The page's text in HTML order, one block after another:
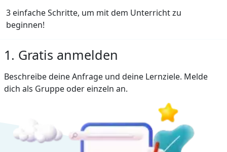
3 einfache Schritte, um mit dem Unterricht zu
beginnen!
1. Gratis anmelden
Beschreibe deine Anfrage und deine Lernziele. Melde
dich als Gruppe oder einzeln an.